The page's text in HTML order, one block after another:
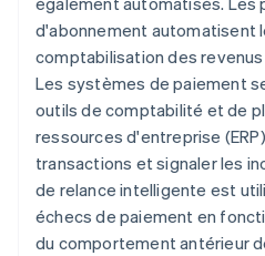
d'abonnement automatisent
comptabilisation des
Les systèmes de paiement
outils de comptabilité et de
ressources d'entreprise
transactions et signaler les
de relance intelligente est
échecs de paiement en
du comportement antérieur